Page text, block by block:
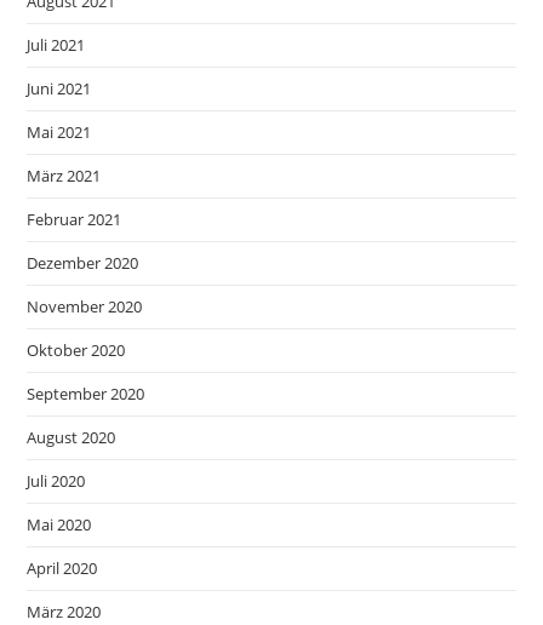
Juli 2021
Juni 2021
Mai 2021
März 2021
Februar 2021
Dezember 2020
November 2020
Oktober 2020
September 2020
August 2020
Juli 2020
Mai 2020
April 2020
März 2020